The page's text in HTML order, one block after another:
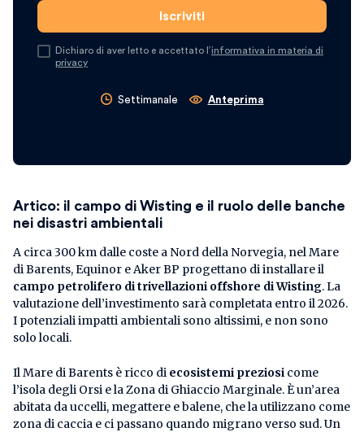
Dichiaro di aver letto e accettato l’informativa in materia di
privacy
Settimanale Anteprima
Artico: il campo di Wisting e il ruolo delle banche
nei disastri ambientali
A circa 300 km dalle coste a Nord della Norvegia, nel Mare
di Barents, Equinor e Aker BP progettano di installare il
campo petrolifero di trivellazioni offshore di Wisting. La
valutazione dell’investimento sarà completata entro il 2026.
I potenziali impatti ambientali sono altissimi, e non sono
solo locali.
Il Mare di Barents è ricco di ecosistemi preziosi come
l’isola degli Orsi e la Zona di Ghiaccio Marginale. È un’area
abitata da uccelli, megattere e balene, che la utilizzano come
zona di caccia e ci passano quando migrano verso sud. Un